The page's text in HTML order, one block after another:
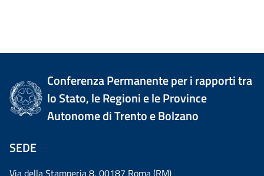
Conferenza Permanente per i rapporti tra
lo Stato, le Regioni e le Province
Autonome di Trento e Bolzano
SEDE
Via della Stamperia 8, 00187 Roma (RM)